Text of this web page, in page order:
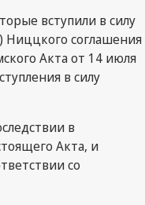
вступили в силу
Ниццкого соглашения
Акта от 14 июля
в силу
в
Акта, и
со